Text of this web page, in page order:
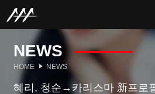
NEWS
HOME NEWS
혜리, 청순→카리스마 新프로